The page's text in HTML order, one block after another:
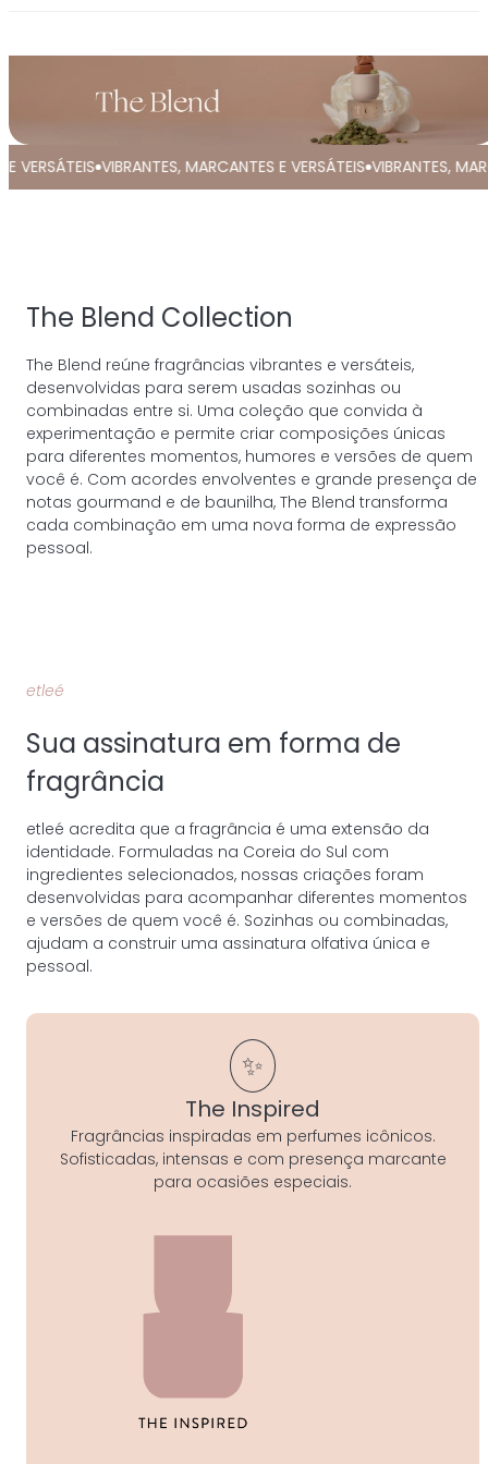
MARCANTES E VERSÁTEIS VIBRANTES, MARCANTES E
The Blend Collection
The Blend reúne fragrâncias vibrantes e versáteis,
desenvolvidas para serem usadas sozinhas ou
combinadas entre si. Uma coleção que convida à
experimentação e permite criar composições únicas
para diferentes momentos, humores e versões de quem
você é. Com acordes envolventes e grande presença de
notas gourmand e de baunilha, The Blend transforma
cada combinação em uma nova forma de expressão
pessoal.
etleé
Sua assinatura em forma de
fragrância
etleé acredita que a fragrância é uma extensão da
identidade. Formuladas na Coreia do Sul com
ingredientes selecionados, nossas criações foram
desenvolvidas para acompanhar diferentes momentos
e versões de quem você é. Sozinhas ou combinadas,
ajudam a construir uma assinatura olfativa única e
pessoal.
✨
The Inspired
Fragrâncias inspiradas em perfumes icônicos.
Sofisticadas, intensas e com presença marcante
para ocasiões especiais.